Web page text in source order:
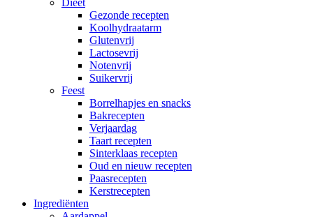
Dieet
Gezonde recepten
Koolhydraatarm
Glutenvrij
Lactosevrij
Notenvrij
Suikervrij
Feest
Borrelhapjes en snacks
Bakrecepten
Verjaardag
Taart recepten
Sinterklaas recepten
Oud en nieuw recepten
Paasrecepten
Kerstrecepten
Ingrediënten